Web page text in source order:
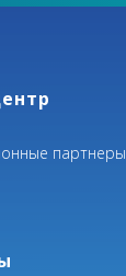
партнеры